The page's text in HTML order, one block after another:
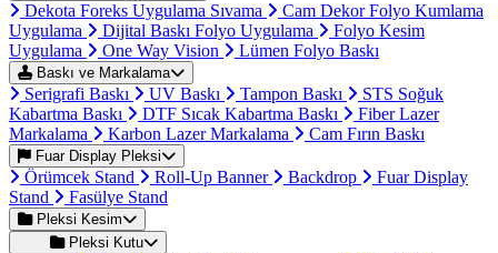
Dekota Foreks Uygulama Sıvama
Cam Dekor Folyo Kumlama
Uygulama
Dijital Baskı Folyo Uygulama
Folyo Kesim
Uygulama
One Way Vision Lümen Folyo Baskı
Baskı ve Markalama
Serigrafi Baskı UV Baskı Tampon Baskı
STS Soğuk
Kabartma Baskı
DTF Sıcak Kabartma Baskı
Fiber Lazer
Markalama
Karbon Lazer Markalama Cam Fırın Baskı
Fuar Display Pleksi
Örümcek Stand Roll-Up Banner Backdrop
Fuar Display
Stand
Fasülye Stand
Pleksi Kesim
Pleksi Kutu